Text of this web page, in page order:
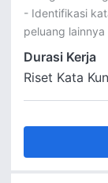
- Identifikasi
peluang lainnya
Durasi Kerja
Riset Kata